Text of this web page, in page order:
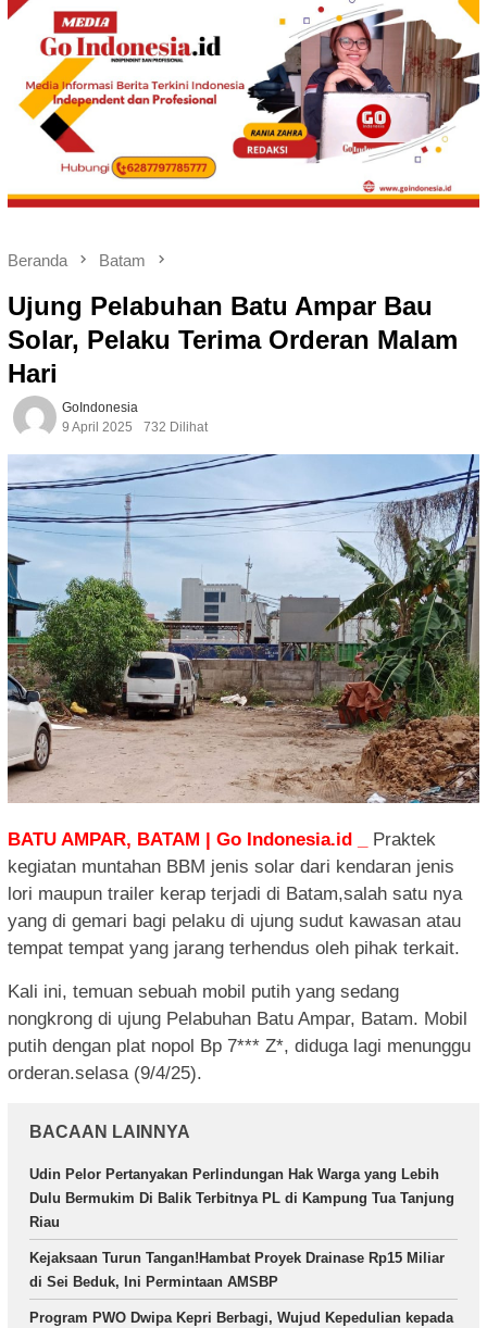
Beranda Batam
Ujung Pelabuhan Batu Ampar Bau
Solar, Pelaku Terima Orderan Malam
Hari
GoIndonesia
9 April 2025
732 Dilihat
BATU AMPAR, BATAM | Go Indonesia.id _
Praktek
kegiatan muntahan BBM jenis solar dari kendaran jenis
lori maupun trailer kerap terjadi di Batam,salah satu nya
yang di gemari bagi pelaku di ujung sudut kawasan atau
tempat tempat yang jarang terhendus oleh pihak terkait.
Kali ini, temuan sebuah mobil putih yang sedang
nongkrong di ujung Pelabuhan Batu Ampar, Batam. Mobil
putih dengan plat nopol Bp 7*** Z*, diduga lagi menunggu
orderan.selasa (9/4/25).
BACAAN LAINNYA
Udin Pelor Pertanyakan Perlindungan Hak Warga yang Lebih
Dulu Bermukim Di Balik Terbitnya PL di Kampung Tua Tanjung
Riau
Kejaksaan Turun Tangan!Hambat Proyek Drainase Rp15 Miliar
di Sei Beduk, Ini Permintaan AMSBP
Program PWO Dwipa Kepri Berbagi, Wujud Kepedulian kepada